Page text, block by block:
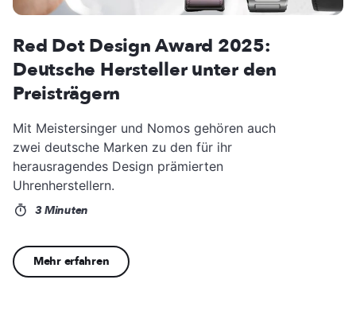
Red Dot Design Award 2025:
Deutsche Hersteller unter den
Preisträgern
Mit Meistersinger und Nomos gehören auch
zwei deutsche Marken zu den für ihr
herausragendes Design prämierten
Uhrenherstellern.
3 Minuten
Mehr erfahren